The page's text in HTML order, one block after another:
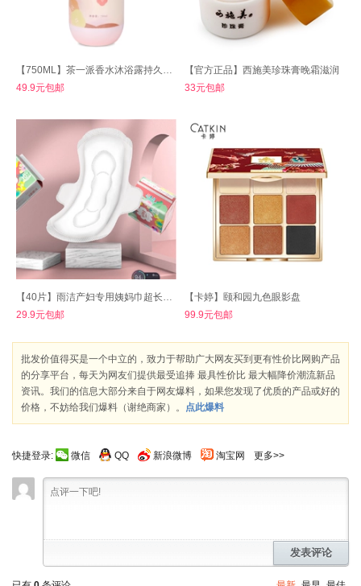
【750ML】茶一派香水沐浴露持久留香
49.9元包邮
【官方正品】西施美珍珠膏晚霜滋润
33元包邮
【40片】雨洁产妇专用姨妈巾超长夜用
29.9元包邮
【卡婷】颐和园九色眼影盘
99.9元包邮
批发价值得买是一个中立的，致力于帮助广大网友买到更有性价比网购产品
的分享平台，每天为网友们提供最受追捧 最具性价比 最大幅降价潮流新品
资讯。我们的信息大部分来自于网友爆料，如果您发现了优质的产品或好的
价格，不妨给我们爆料（谢绝商家）。 点此爆料
快捷登录: 微信 QQ 新浪微博 淘宝网 更多>>
发表评论